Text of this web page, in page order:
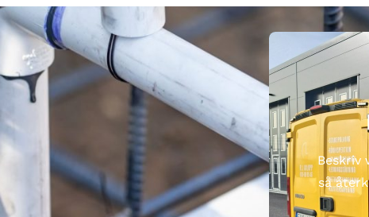
TJÄNSTER
Beskriv
så